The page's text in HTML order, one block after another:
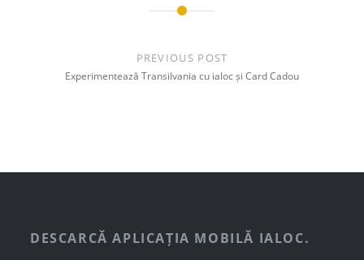
PREVIOUS POST
Experimentează Transilvania cu ialoc și Card Cadou
DESCARCĂ APLICAȚIA MOBILĂ IALOC.